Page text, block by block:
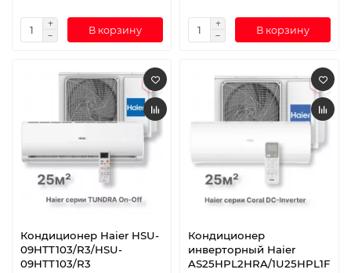
В корзину В корзину
Кондиционер Haier HSU-
09HTT103/R3/HSU-
09HTT103/R3
Кондиционер
инверторный Haier
AS25HPL2HRA/1U25HPL1F